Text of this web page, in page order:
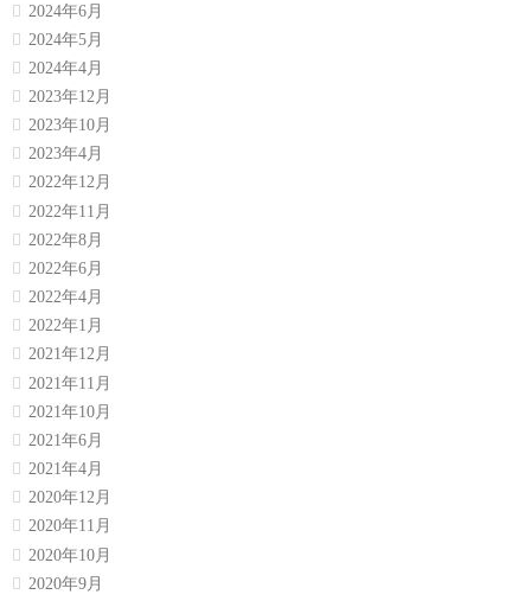
2024年6月
2024年5月
2024年4月
2023年12月
2023年10月
2023年4月
2022年12月
2022年11月
2022年8月
2022年6月
2022年4月
2022年1月
2021年12月
2021年11月
2021年10月
2021年6月
2021年4月
2020年12月
2020年11月
2020年10月
2020年9月